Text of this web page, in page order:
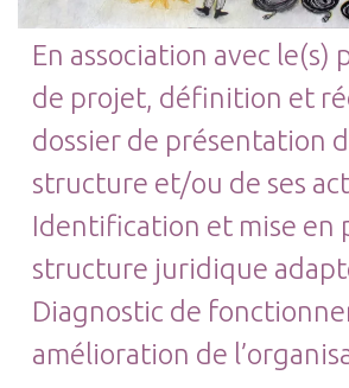
En association avec le(s)
de projet, définition et
dossier de présentation
structure et/ou de ses
Identification et mise en
structure juridique
Diagnostic de
amélioration de